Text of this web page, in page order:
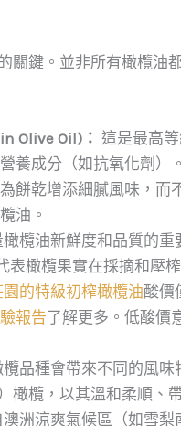
關鍵。並非所有橄欖油
Olive Oil)： 這是最高
養成分（如抗氧化劑）
餅乾增添細膩風味，而
油。
欖油新鮮度和品質的
表橄欖果實在採摘和壓
園的特級初榨橄欖油酸價
報告了解更多。低酸價
品種會帶來不同的風味
橄欖，以其溫和柔順、
洲涼爽氣候區（如雪